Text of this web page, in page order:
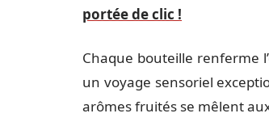
portée de clic !
Chaque bouteille renferme
un voyage sensoriel
arômes fruités se mêlent